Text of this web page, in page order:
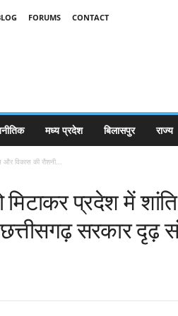
FORUMS
CONTACT
मध्य प्रदेश बिलासपुर राज्य
विकास की रौशनी...
प्रदेश में
सरकार दृढ़